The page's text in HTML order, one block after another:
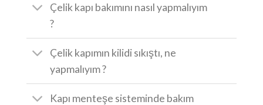
Çelik kapı bakımını nasıl yapmalıyım
?
Çelik kapımın kilidi sıkıştı, ne
yapmalıyım ?
Kapı menteşe sisteminde bakım